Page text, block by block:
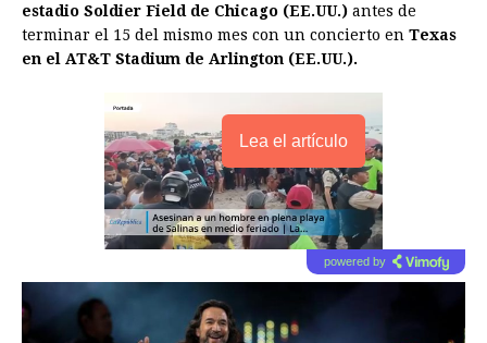
estadio Soldier Field de Chicago (EE.UU.) antes de
terminar el 15 del mismo mes con un concierto en Texas
en el AT&T Stadium de Arlington (EE.UU.).
Lea el artículo
powered by